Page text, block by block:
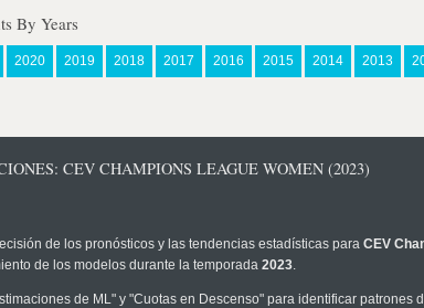
By Years
2020 2019 2018 2017 2016 2015 2014 2013
CEV CHAMPIONS LEAGUE WOMEN (2023)
de los pronósticos y las tendencias estadísticas para CEV
de los modelos durante la temporada 2023.
de ML" y "Cuotas en Descenso" para identificar patrones